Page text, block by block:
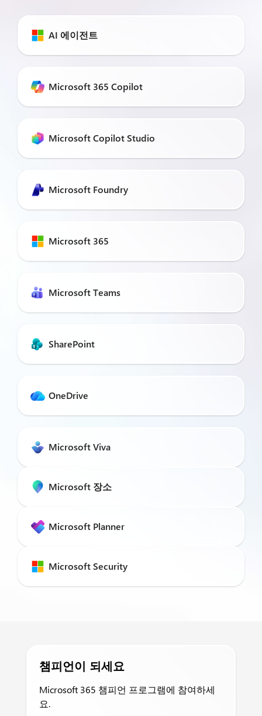
AI 에이전트
Microsoft 365 Copilot
Microsoft Copilot Studio
Microsoft Foundry
Microsoft 365
Microsoft Teams
SharePoint
OneDrive
Microsoft Viva
Microsoft 장소
Microsoft Planner
Microsoft Security
챔피언이 되세요
Microsoft 365 챔피언 프로그램에 참여하세
요.